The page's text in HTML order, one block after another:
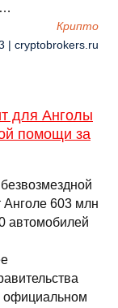
…
Крипто
| cryptobrokers.ru
для Анголы
помощи за
603 млн
автомобилей
официальном